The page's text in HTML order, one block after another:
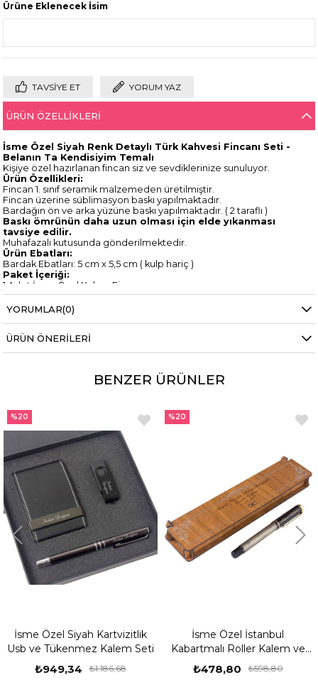
Ürüne Eklenecek İsim
TAVSIYE ET YORUM YAZ
ÜRÜN ÖZELLIKLERI
İsme Özel Siyah Renk Detaylı Türk Kahvesi Fincanı Seti -
Belanın Ta Kendisiyim Temalı
Kişiye özel hazırlanan fincan siz ve sevdiklerinize sunuluyor.
Ürün Özellikleri:
Fincan 1. sınıf seramik malzemeden üretilmiştir.
Fincan üzerine süblimasyon baskı yapılmaktadır.
Bardağın ön ve arka yüzüne baskı yapılmaktadır. ( 2 taraflı )
Baskı ömrünün daha uzun olması için elde yıkanması
tavsiye edilir.
Muhafazalı kutusunda gönderilmektedir.
Ürün Ebatları:
Bardak Ebatları: 5 cm x 5,5 cm ( kulp hariç )
Paket İçeriği:
1 Adet İsme Özel Kahve Fincanı
1 Adet Fincan Altlığı
YORUMLAR(0)
ÜRÜN ÖNERILERI
BENZER ÜRÜNLER
İsme Özel Siyah Kartvizitlik
Usb ve Tükenmez Kalem Seti
₺949,34 ₺1.186,68
%20
İsme Özel İstanbul
Kabartmalı Roller Kalem ve
Ahşap Kutu Seti
₺478,80 ₺598,80
%20